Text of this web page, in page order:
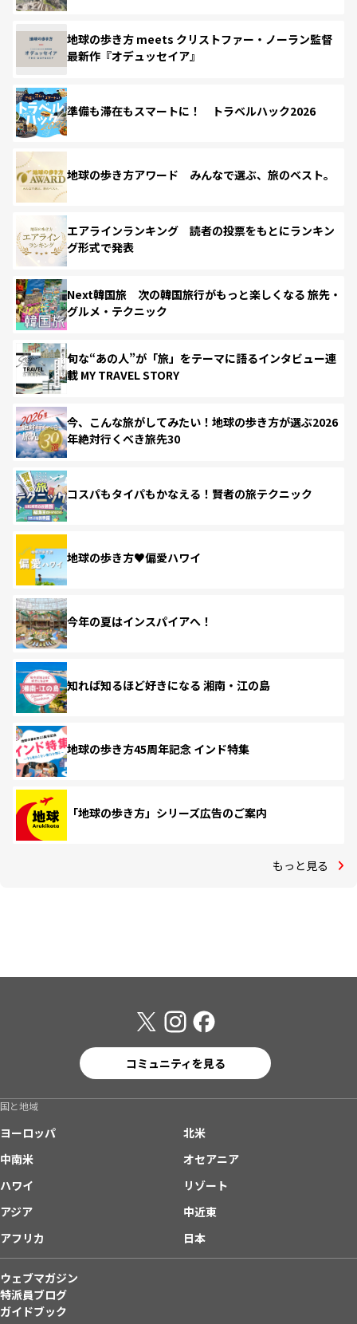
地球の歩き方 meets クリストファー・ノーラン監督
最新作『オデュッセイア』
準備も滞在もスマートに！ トラベルハック2026
地球の歩き方アワード みんなで選ぶ、旅のベスト。
エアラインランキング 読者の投票をもとにランキン
グ形式で発表
Next韓国旅 次の韓国旅行がもっと楽しくなる 旅先・
グルメ・テクニック
旬な“あの人”が「旅」をテーマに語るインタビュー連
載 MY TRAVEL STORY
今、こんな旅がしてみたい！地球の歩き方が選ぶ2026
年絶対行くべき旅先30
コスパもタイパもかなえる！賢者の旅テクニック
地球の歩き方♥偏愛ハワイ
今年の夏はインスパイアへ！
知れば知るほど好きになる 湘南・江の島
地球の歩き方45周年記念 インド特集
「地球の歩き方」シリーズ広告のご案内
もっと見る
コミュニティを見る
国と地域
ヨーロッパ
北米
中南米
オセアニア
ハワイ
リゾート
アジア
中近東
アフリカ
日本
ウェブマガジン
特派員ブログ
ガイドブック